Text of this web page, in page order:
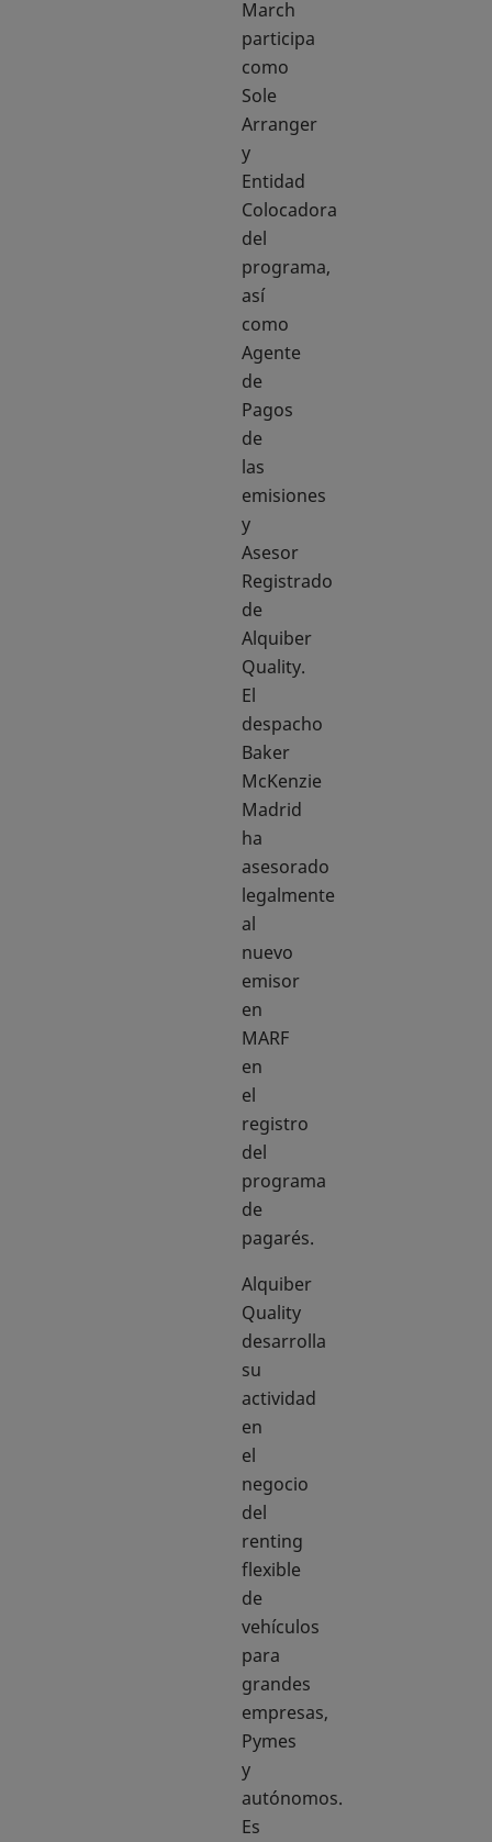
March
participa
como
Sole
Arranger
y
Entidad
Colocadora
del
programa,
así
como
Agente
de
Pagos
de
las
emisiones
y
Asesor
Registrado
de
Alquiber
Quality.
El
despacho
Baker
McKenzie
Madrid
ha
asesorado
legalmente
al
nuevo
emisor
en
MARF
en
el
registro
del
programa
de
pagarés.
Alquiber
Quality
desarrolla
su
actividad
en
el
negocio
del
renting
flexible
de
vehículos
para
grandes
empresas,
Pymes
y
autónomos.
Es